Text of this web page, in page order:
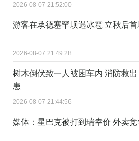
2026-08-07 21:52:00
游客在承德塞罕坝遇冰雹 立秋后
2026-08-07 21:49:28
树木倒伏致一人被困车内 消防救
患
2026-08-07 21:44:56
媒体：星巴克被打到瑞幸价 外卖